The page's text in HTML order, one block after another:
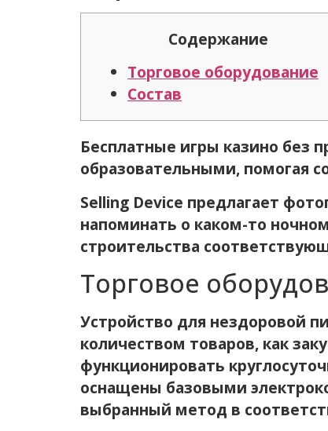
Содержание
Торговое оборудование
Состав
Бесплатные игры казино без
образовательными, помогая
Selling Device предлагает
напоминать о каком-то
строительства
Торговое
Устройство для нездоровой
количеством товаров, как
функционировать
оснащены базовыми
выбранный метод в